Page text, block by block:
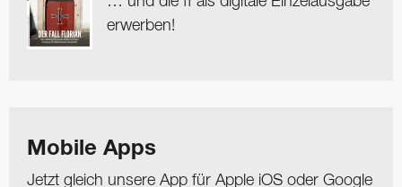
erwerben!
Mobile Apps
Jetzt gleich unsere App für Apple iOS oder Google